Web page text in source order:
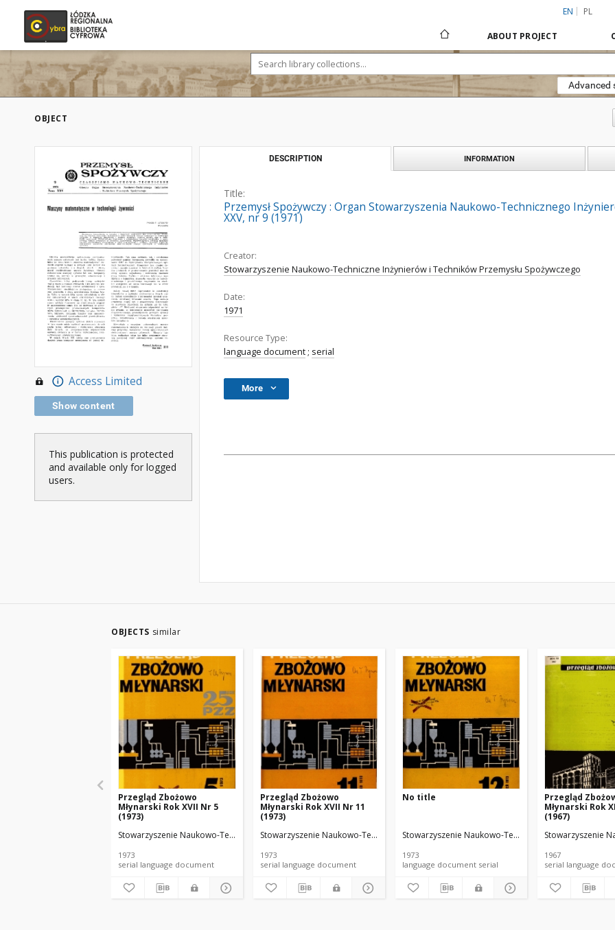
EN PL
ABOUT PROJECT
Advanced
OBJECT
Access Limited
Show content
This publication is protected
and available only for logged
users.
DESCRIPTION INFORMATION
Title:
Przemysł Spożywczy : Organ Stowarzyszenia Naukowo-Technicznego
XXV, nr 9 (1971)
Creator:
Stowarzyszenie Naukowo-Techniczne Inżynierów i Techników Przemysłu Spożywczego
Date:
1971
Resource Type:
language document ; serial
More
OBJECTS similar
Przegląd Zbożowo
Młynarski Rok XVII Nr 5
(1973)
Stowarzyszenie Naukowo-Techniczne Inżynierów i Techników Przemysłu Spożywczego
1973
serial language document
Przegląd Zbożowo
Młynarski Rok XVII Nr 11
(1973)
Stowarzyszenie Naukowo-Techniczne Inżynierów i Techników Przemysłu Spożywczego
1973
serial language document
No title
Stowarzyszenie Naukowo-Techniczne Inżynierów i
1973
language document serial
Przegląd
Młynarski Rok
(1967)
Stowarzyszenie
1967
serial language